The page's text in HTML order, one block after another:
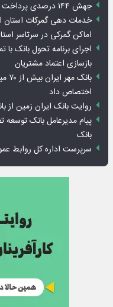
جهش ۱۴۴ درصدی پرداخت تسهیلات مکانیزاسیون توسط بانک کشاورزی
خدمات دهی گمرکات استان
اماکن گمرکی در سرتاسر
اجرای برنامه تحول بانک با
بازسازی اعتماد مشتریان
اختصاص داد
روایت بانک ایران زمین از
بانک
سرپرست اداره کل روابط